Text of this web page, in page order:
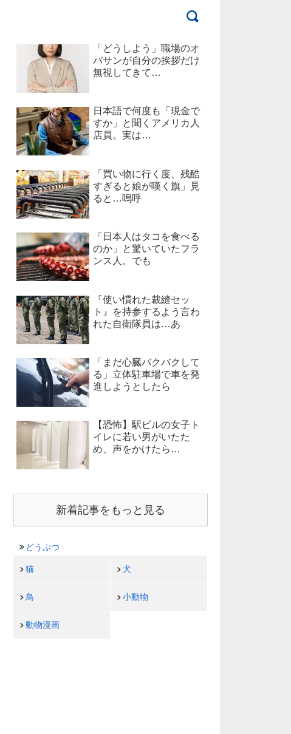
「どうしよう」職場のオ
バサンが自分の挨拶だけ
無視してきて…
日本語で何度も「現金で
すか」と聞くアメリカ人
店員。実は…
「買い物に行く度、残酷
すぎると娘が嘆く旗」見
ると…嗚呼
「日本人はタコを食べる
のか」と驚いていたフラ
ンス人。でも
『使い慣れた裁縫セッ
ト』を持参するよう言わ
れた自衛隊員は…あ
「まだ心臓バクバクして
る」立体駐車場で車を発
進しようとしたら
【恐怖】駅ビルの女子ト
イレに若い男がいたた
め、声をかけたら…
新着記事をもっと見る
どうぶつ
猫 犬
鳥 小動物
動物漫画